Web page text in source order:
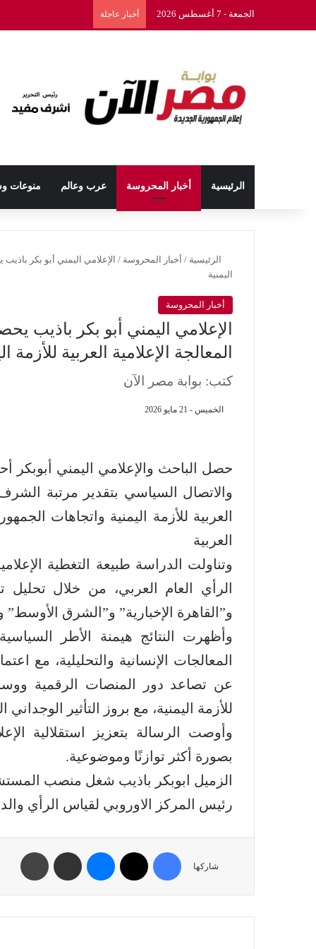
الجمعة - 7 أغسطس 2026 أخبار عاجلة
الرئيسية أخبار المحروسة عرب وعالم منوعات
الرئيسية / أخبار المحروسة / الإعلامي اليمني أبو بكر
اليمنية
أخبار المحروسة
الإعلامي اليمني أبو بكر باذيب
المعالجة الإعلامية العربية للأزمة
كتب: بوابة مصر الآن
الخميس - 21 مايو 2026
حصل الباحث والإعلامي اليمني أبوبكر
والاتصال السياسي بتقدير مرتبة
العربية للأزمة اليمنية واتجاهات
العربية
وتناولت الدراسة طبيعة التغطية
الرأي العام العربي، من خلال تحليل
و”القاهرة الإخبارية” و”الشرق الأوسط”
وأظهرت النتائج هيمنة الأطر
المعالجات الإنسانية والتحليلية،
عن تصاعد دور المنصات الرقمية
للأزمة اليمنية، مع بروز التأثير
وأوصت الرسالة بتعزيز استقلالية
بصورة أكثر توازنًا وموضوعية.
الزميل ابوبكر باذيب شغل منصب
رئيس المركز الاوروبي لقياس الرأي
شاركها